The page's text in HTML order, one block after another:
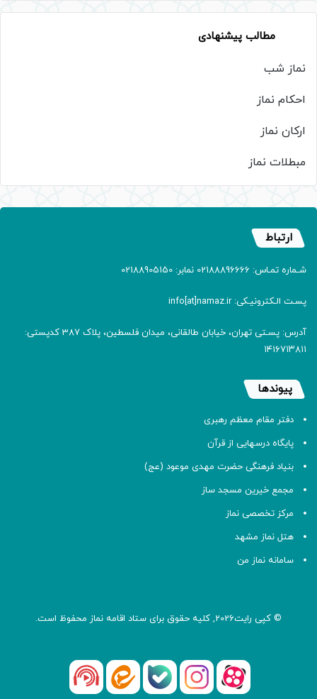
مطالب پیشنهادی
نماز شب
احکام نماز
ارکان نماز
مبطلات نماز
ارتباط
شـماره تمـاس: 02188896666 نمابر: 02188905150
پسـت الـکترونیـکی: info[at]namaz.ir
آدرس: پسـتی تهران، خیابان طالقانی، میدان فلسطین، پلاک 387 کدپستی:
۱۴۱۶۷۱۳۸۱۱
پیوندها
دفتر مقام معظم رهبری
پایگاه درسهایی از قرآن
بنیاد فرهنگی حضرت مهدی موعود (عج)
مجمع خیرین مسجد ساز
مرکز تخصصی نماز
هتل نماز مشهد
سامانه نماز من
© کپی رایت2026, کلیه حقوق برای ستاد اقامه نماز محفوظ است.
آپارات اینستاگرام
بله ایتا